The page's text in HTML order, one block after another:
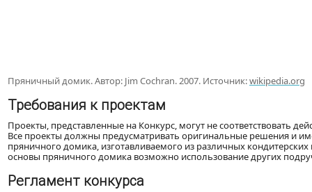
Пряничный домик. Автор: Jim Cochran. 2007. Источник:wikipedia.org
Требования к проектам
Проекты, представленные на Конкурс, могут не соответствовать
Все проекты должны предусматривать оригинальные решения и
пряничного домика, изготавливаемого из различных
основы пряничного домика возможно использование других
Регламент конкурса